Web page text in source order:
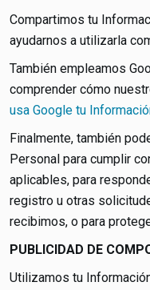
Compartimos tu
ayudarnos a utilizarla
También empleamos
comprender cómo
usa Google tu
Finalmente, también
Personal para cumplir
aplicables, para
registro u otras
recibimos, o para
PUBLICIDAD DE
Utilizamos tu